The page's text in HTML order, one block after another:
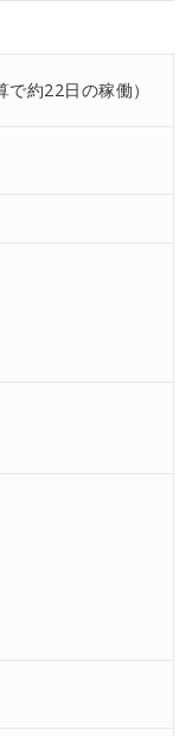
約22日の稼働）